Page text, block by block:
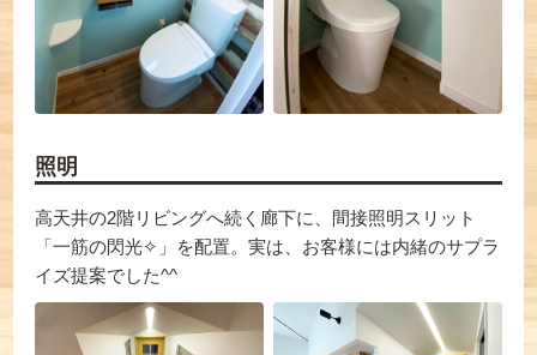
照明
高天井の2階リビングへ続く廊下に、間接照明スリット
「一筋の閃光✧」を配置。実は、お客様には内緒のサプラ
イズ提案でした^^